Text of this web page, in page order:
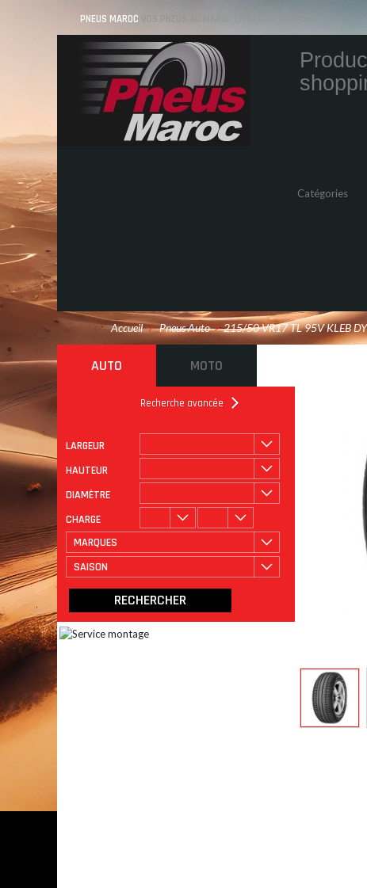
PNEUS MAROC VOS PNEUS AU MAROC LIVRÉS ET MONTÉS
Catégories
Accueil / Pneus Auto > 215/50 VR17 TL 95V KLEB
AUTO MOTO
Recherche avancée
LARGEUR
HAUTEUR
DIAMÈTRE
CHARGE
MARQUES
SAISON
ROULAGE